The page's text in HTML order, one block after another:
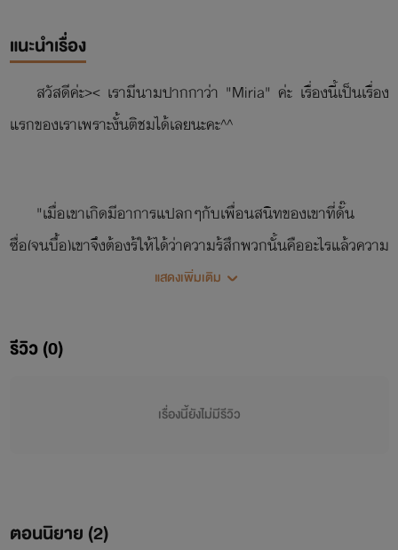
แนะนำเรื่อง
สวัสดีค่ะ>< เรามีนามปากกาว่า "Miria" ค่ะ เรื่องนี้เป็นเรื่อง
แรกของเราเพราะงั้นติชมได้เลยนะคะ^^
"เมื่อเขาเกิดมีอาการแปลกๆกับเพื่อนสนิทของเขาที่ดั๊น
ซื่อ(จนบื้อ)เขาจึงต้องรู้ให้ได้ว่าความรู้สึกพวกนั้นคืออะไรแล้วความ
สัมพันธ์ของทั้งคู่จะเปลี่ยนไปหรือไม่ ติดตามได้ใน My
แสดงเพิ่มเติม
รีวิว (0)
เรื่องนี้ยังไม่มีรีวิว
ตอนนิยาย (2)